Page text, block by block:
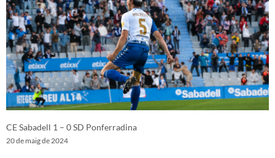
CE Sabadell 1 – 0 SD Ponferradina
20 de maig de 2024